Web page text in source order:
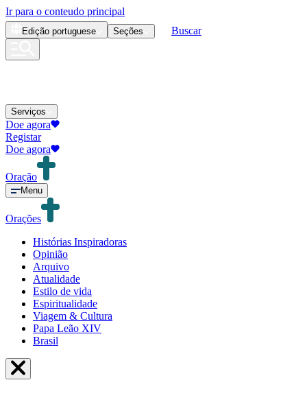
Ir para o conteudo principal
Edição portuguese Seções Buscar
Serviços
Doe agora
Registar
Doe agora
Oração
Menu
Orações
Histórias Inspiradoras
Opinião
Arquivo
Atualidade
Estilo de vida
Espiritualidade
Viagem & Cultura
Papa Leão XIV
Brasil